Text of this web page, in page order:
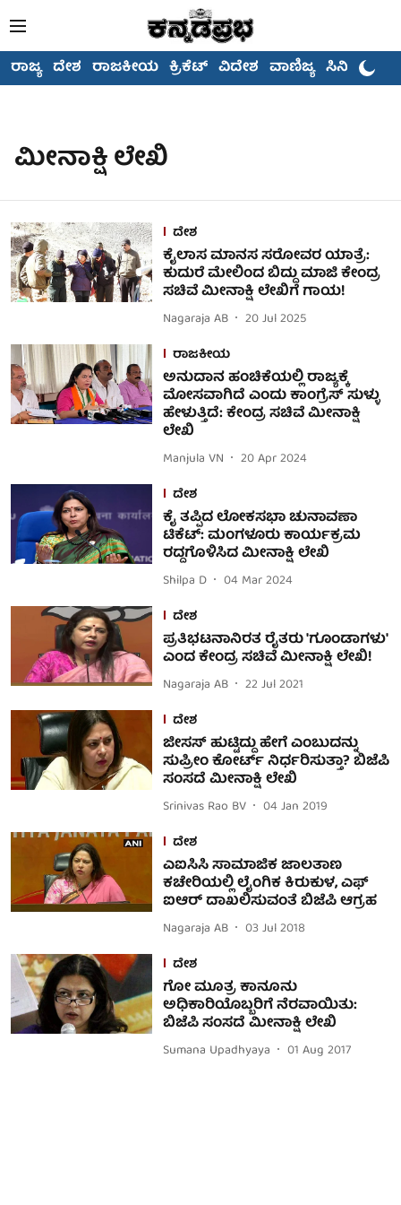
ರಾಜ್ಯ ದೇಶ ರಾಜಕೀಯ ಕ್ರಿಕೆಟ್ ವಿದೇಶ ವಾಣಿಜ್ಯ ಸಿನಿಮಾ
ಮೀನಾಕ್ಷಿ ಲೇಖಿ
ದೇಶ
ಕೈಲಾಸ ಮಾನಸ ಸರೋವರ ಯಾತ್ರೆ:
ಕುದುರೆ ಮೇಲಿಂದ ಬಿದ್ದು ಮಾಜಿ ಕೇಂದ್ರ
ಸಚಿವೆ ಮೀನಾಕ್ಷಿ ಲೇಖಿಗೆ ಗಾಯ!
Nagaraja AB
20 Jul 2025
ರಾಜಕೀಯ
ಅನುದಾನ ಹಂಚಿಕೆಯಲ್ಲಿ ರಾಜ್ಯಕ್ಕೆ
ಮೋಸವಾಗಿದೆ ಎಂದು ಕಾಂಗ್ರೆಸ್‌ ಸುಳ್ಳು
ಹೇಳುತ್ತಿದೆ: ಕೇಂದ್ರ ಸಚಿವೆ ಮೀನಾಕ್ಷಿ
ಲೇಖಿ
Manjula VN
20 Apr 2024
ದೇಶ
ಕೈ ತಪ್ಪಿದ ಲೋಕಸಭಾ ಚುನಾವಣಾ
ಟಿಕೆಟ್: ಮಂಗಳೂರು ಕಾರ್ಯಕ್ರಮ
ರದ್ದಗೊಳಿಸಿದ ಮೀನಾಕ್ಷಿ ಲೇಖಿ
Shilpa D
04 Mar 2024
ದೇಶ
ಪ್ರತಿಭಟನಾನಿರತ ರೈತರು 'ಗೂಂಡಾಗಳು'
ಎಂದ ಕೇಂದ್ರ ಸಚಿವೆ ಮೀನಾಕ್ಷಿ ಲೇಖಿ!
Nagaraja AB
22 Jul 2021
ದೇಶ
ಜೀಸಸ್ ಹುಟ್ಟಿದ್ದು ಹೇಗೆ ಎಂಬುದನ್ನು
ಸುಪ್ರೀಂ ಕೋರ್ಟ್ ನಿರ್ಧರಿಸುತ್ತಾ? ಬಿಜೆಪಿ
ಸಂಸದೆ ಮೀನಾಕ್ಷಿ ಲೇಖಿ
Srinivas Rao BV
04 Jan 2019
ದೇಶ
ಎಐಸಿಸಿ ಸಾಮಾಜಿಕ ಜಾಲತಾಣ
ಕಚೇರಿಯಲ್ಲಿ ಲೈಂಗಿಕ ಕಿರುಕುಳ, ಎಫ್
ಐಆರ್ ದಾಖಲಿಸುವಂತೆ ಬಿಜೆಪಿ ಆಗ್ರಹ
Nagaraja AB
03 Jul 2018
ದೇಶ
ಗೋ ಮೂತ್ರ ಕಾನೂನು
ಅಧಿಕಾರಿಯೊಬ್ಬರಿಗೆ ನೆರವಾಯಿತು:
ಬಿಜೆಪಿ ಸಂಸದೆ ಮೀನಾಕ್ಷಿ ಲೇಖಿ
Sumana Upadhyaya 01 Aug 2017